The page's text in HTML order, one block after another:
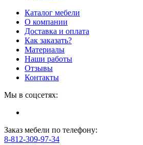
Каталог мебели
О компании
Доставка и оплата
Как заказать?
Материалы
Наши работы
Отзывы
Контакты
Мы в соцсетях:
Заказ мебели по телефону:
8-812-309-97-34